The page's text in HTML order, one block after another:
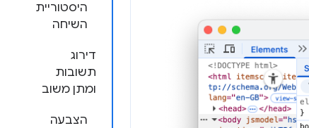
היסטוריית
השיחה
דירוג
תשובות
ומתן משוב
הצבעה